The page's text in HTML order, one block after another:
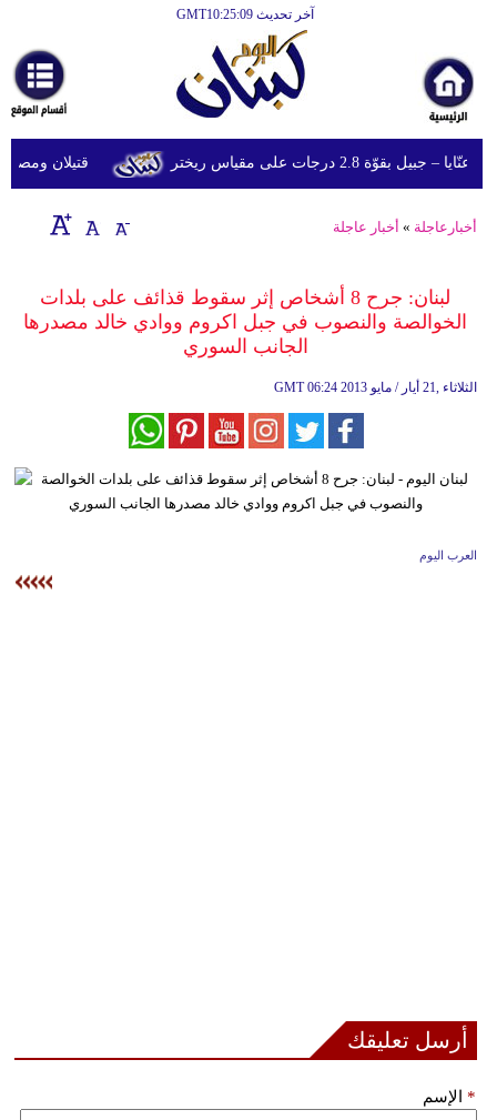
آخر تحديث GMT10:25:09
أخبارعاجلة
رياضة
ثقافة
إقتصاد
وموسيقى
سياحة
أبراج
فيديو
قتيلان ومصابون جراء 14 غارة إسرائيلية على 2.8 درجات على مقياس ريختر
أخبارعاجلة » أخبار عاجلة
لبنان: جرح 8 أشخاص إثر سقوط قذائف على بلدات
الخوالصة والنصوب في جبل اكروم ووادي خالد مصدرها
الجانب السوري
GMT 06:24 2013 الثلاثاء ,21 أيار / مايو
العرب اليوم
أرسل تعليقك
الإسم *